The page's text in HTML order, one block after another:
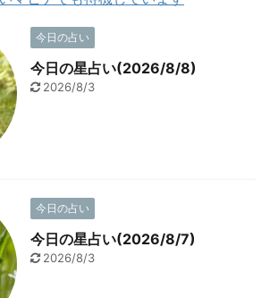
今日の占い
今日の星占い(2026/8/8)
2026/8/3
今日の占い
今日の星占い(2026/8/7)
2026/8/3